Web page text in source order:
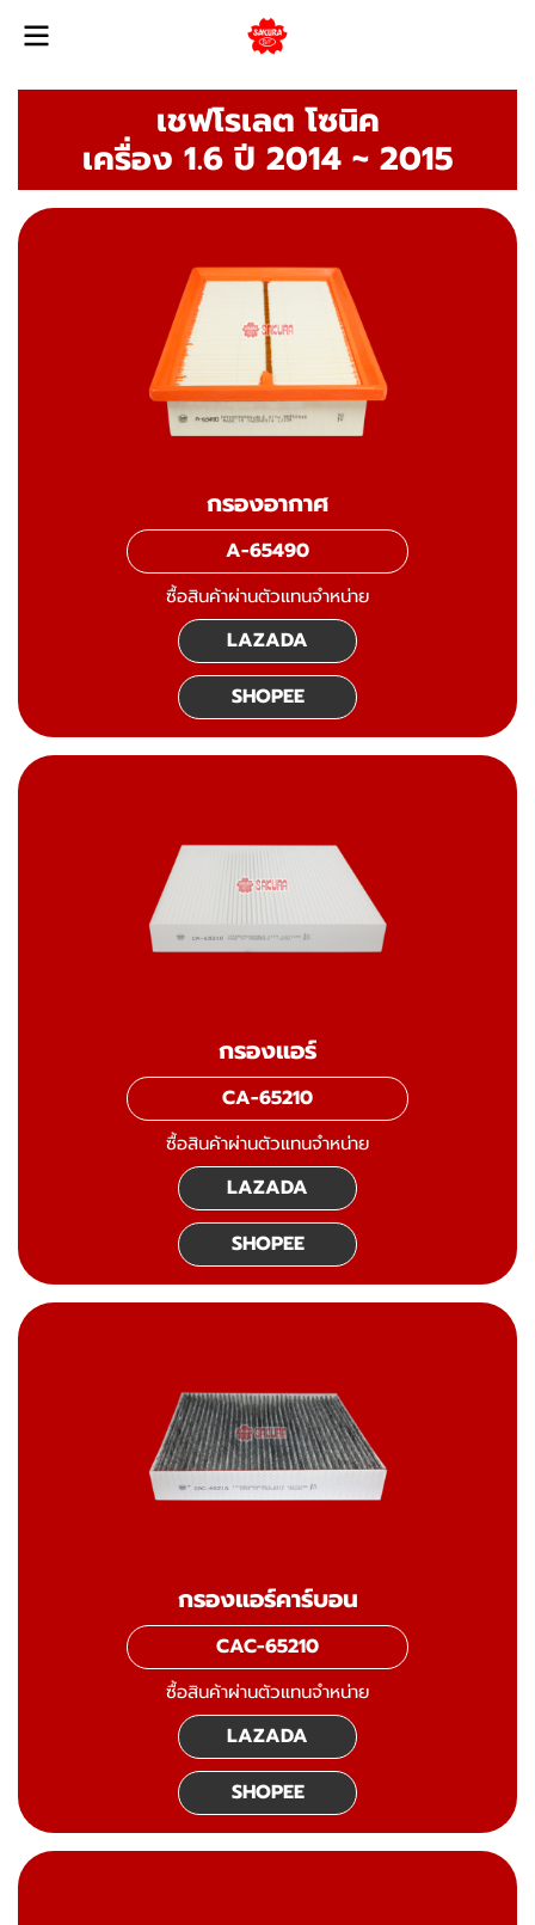
เชฟโรเลต โซนิค
เครื่อง 1.6 ปี 2014 ~ 2015
กรองอากาศ
A-65490
ซื้อสินค้าผ่านตัวแทนจำหน่าย
LAZADA
SHOPEE
กรองแอร์
CA-65210
ซื้อสินค้าผ่านตัวแทนจำหน่าย
LAZADA
SHOPEE
กรองแอร์คาร์บอน
CAC-65210
ซื้อสินค้าผ่านตัวแทนจำหน่าย
LAZADA
SHOPEE